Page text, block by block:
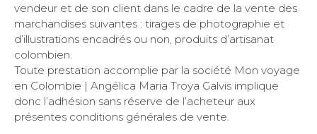
vendeur et de son client dans le cadre de la vente des
marchandises suivantes : tirages de photographie et
d’illustrations encadrés ou non, produits d’artisanat
colombien.
Toute prestation accomplie par la société Mon voyage
en Colombie | Angélica Maria Troya Galvis implique
donc l’adhésion sans réserve de l’acheteur aux
présentes conditions générales de vente.